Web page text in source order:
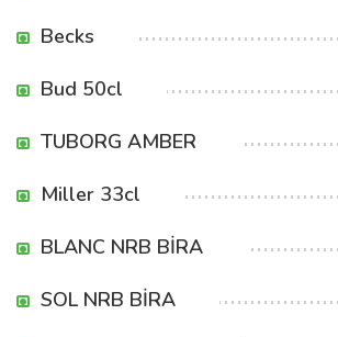
Becks
Bud 50cl
TUBORG AMBER
Miller 33cl
BLANC NRB BİRA
SOL NRB BİRA